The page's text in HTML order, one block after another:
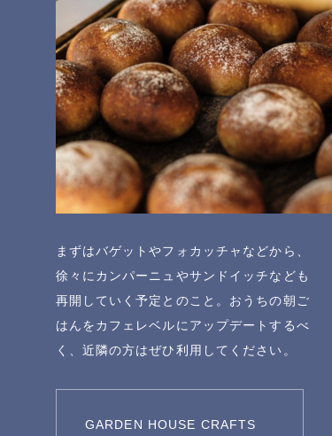
まずはバゲットやフォカッチャなどから、
徐々にカンパーニュやサンドイッチなども
再開していく予定とのこと。おうちの朝ご
はんをカフェレベルにアップデートするべ
く、近隣の方はぜひ利用してください。
GARDEN HOUSE CRAFTS